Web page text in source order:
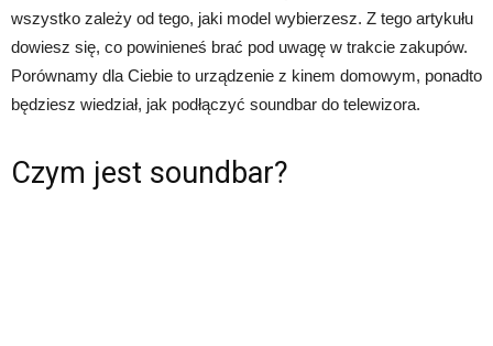
wszystko zależy od tego, jaki model wybierzesz. Z tego artykułu
dowiesz się, co powinieneś brać pod uwagę w trakcie zakupów.
Porównamy dla Ciebie to urządzenie z kinem domowym, ponadto
będziesz wiedział, jak podłączyć soundbar do telewizora.
Czym jest soundbar?